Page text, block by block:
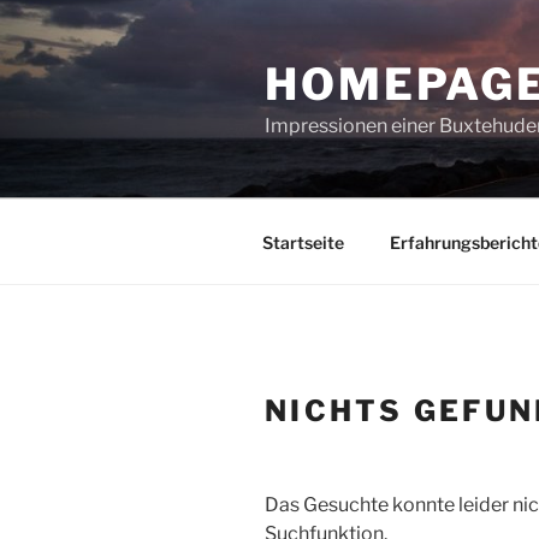
Zum
Inhalt
springen
Impressionen einer
Startseite
NICHTS
Das Gesuchte konnte leider
Suchfunktion.